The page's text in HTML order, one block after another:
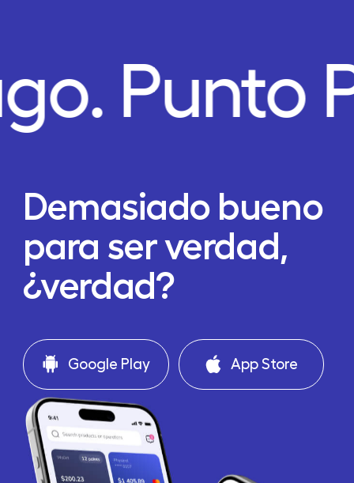
Punto
Demasiado bueno
para ser verdad,
¿verdad?
Google Play App Store